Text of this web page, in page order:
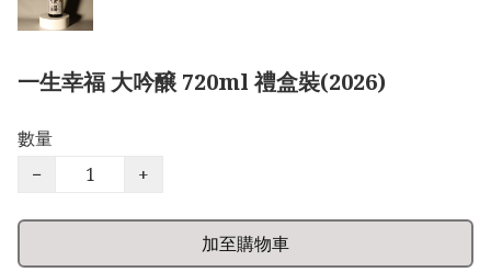
一生幸福 大吟醸 720ml 禮盒裝(2026)
數量
−
+
加至購物車